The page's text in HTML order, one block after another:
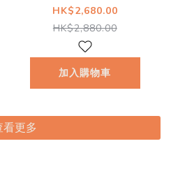
Label (Early
2000s)
HK$2,680.00
HK$2,880.00
加入購物車
看更多